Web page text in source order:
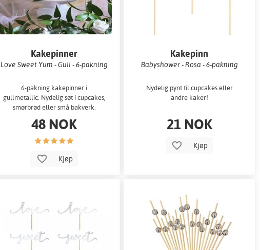
Kakepinner
Love Sweet Yum - Gull - 6-pakning
6-pakning kakepinner i
gullmetallic. Nydelig søt i cupcakes,
smørbrød eller små bakverk.
48 NOK
Kjøp
Kakepinn
Babyshower - Rosa - 6-pakning
Nydelig pynt til cupcakes eller
andre kaker!
21 NOK
Kjøp